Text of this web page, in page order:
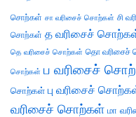
சொற்கள் சா வரிசைச் சொற்கள் சி
சொற்கள் த வரிசைச்
தெ வரிசைச் சொற்கள் தொ வரிசைச்
சொற்கள் ப வரிசைச்
சொற்கள் பு வரிசைச்
வரிசைச் சொற்கள் மா